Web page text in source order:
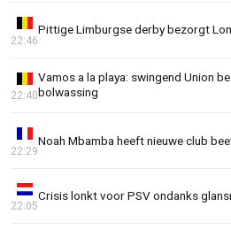
Pittige Limburgse derby bezorgt
22:46
Vamos a la playa: swingend Union
bolwassing
22:40
Noah Mbamba heeft nieuwe club
22:29
Crisis lonkt voor PSV ondanks
22:05